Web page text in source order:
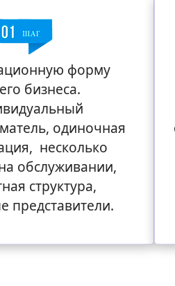
форму
бизнеса.
одиночная
несколько
обслуживании,
структура,
представители.